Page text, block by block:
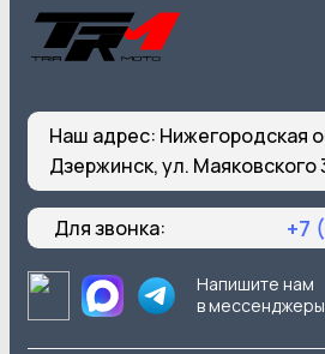
Наш адрес: Нижегородская
Дзержинск, ул. Маяковского
Для звонка: +7
Напишите нам
в мессенджеры